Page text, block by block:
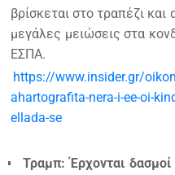
βρίσκεται στο τραπέζι
μεγάλες μειώσεις στα
ΕΣΠΑ.
https://www.insider.gr/
ahartografita-nera-i-ee-oi-
ellada-se
Τραμπ: Έρχονται δασμοί